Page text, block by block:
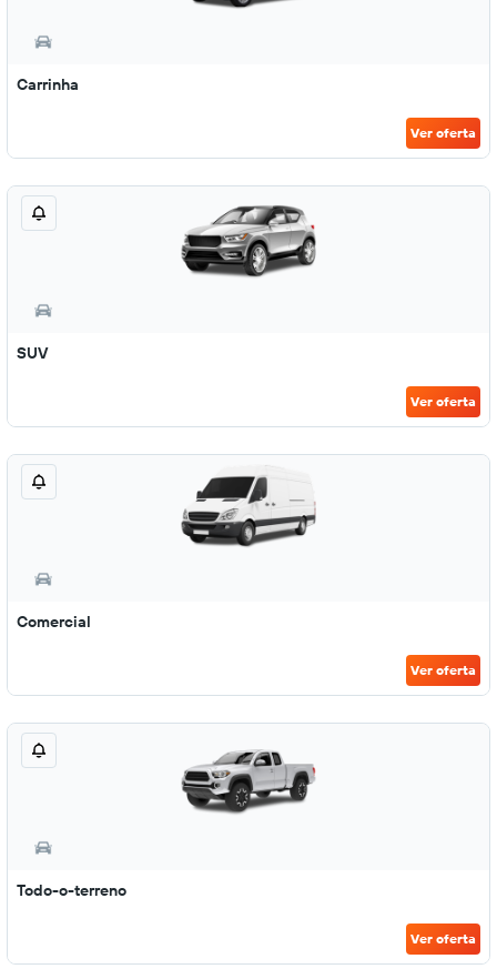
Carrinha
Ver oferta
SUV
Ver oferta
Comercial
Ver oferta
Todo-o-terreno
Ver oferta